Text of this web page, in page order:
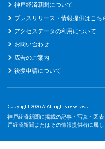
神戸経済新聞について
プレスリリース・情報提供はこち
アクセスデータの利用について
お問い合わせ
広告のご案内
後援申請について
Copyright 2026 W All rights reserved.
神戸経済新聞に掲載の記事・写真・図
戸経済新聞またはその情報提供者に属し